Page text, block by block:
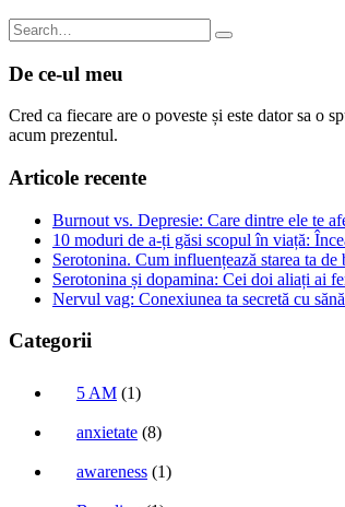
De ce-ul meu
Cred ca fiecare are o poveste și este dator sa o
acum prezentul.
Articole recente
Burnout vs. Depresie: Care dintre ele te
10 moduri de a-ți găsi scopul în viață:
Serotonina. Cum influențează starea ta
Serotonina și dopamina: Cei doi aliați ai
Nervul vag: Conexiunea ta secretă cu
Categorii
5 AM (1)
anxietate (8)
awareness (1)